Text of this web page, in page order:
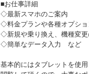
■お仕事詳細
◇最新スマホのご案内
◇料金プランや各種オプショ
◇新規や乗り換え、機種変更
◇簡単なデータ入力 など
基本的にはタブレットを使